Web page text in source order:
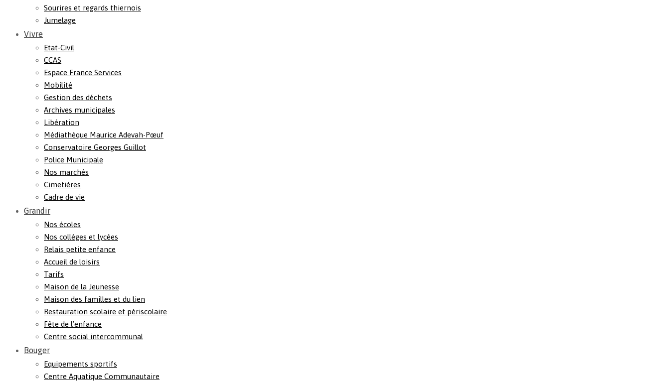
Sourires et regards thiernois
Jumelage
Vivre
Etat-Civil
CCAS
Espace France Services
Mobilité
Gestion des déchets
Archives municipales
Libération
Médiathèque Maurice Adevah-Pœuf
Conservatoire Georges Guillot
Police Municipale
Nos marchés
Cimetières
Cadre de vie
Grandir
Nos écoles
Nos collèges et lycées
Relais petite enfance
Accueil de loisirs
Tarifs
Maison de la Jeunesse
Maison des familles et du lien
Restauration scolaire et périscolaire
Fête de l’enfance
Centre social intercommunal
Bouger
Equipements sportifs
Centre Aquatique Communautaire